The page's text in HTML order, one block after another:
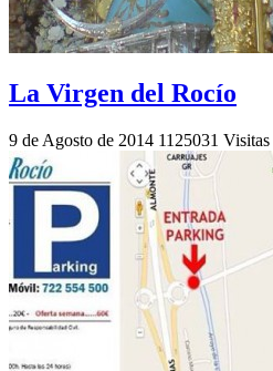
La Virgen del Rocío
9 de Agosto de 2014 1125031 Visitas